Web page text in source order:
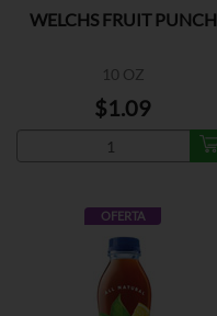
WELCHS FRUIT PUNCH
10 OZ
$1.09
OFERTA